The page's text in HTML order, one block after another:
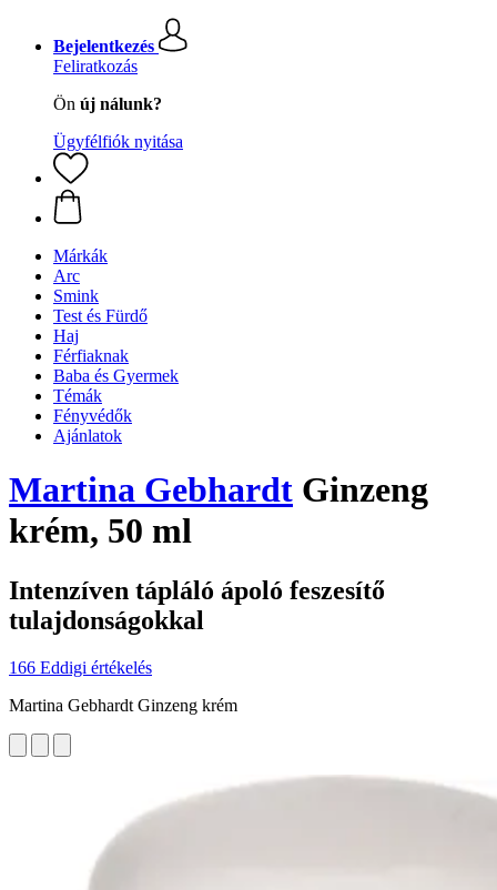
Bejelentkezés
Feliratkozás
Ön új nálunk?
Ügyfélfiók nyitása
Márkák
Arc
Smink
Test és Fürdő
Haj
Férfiaknak
Baba és Gyermek
Témák
Fényvédők
Ajánlatok
Martina Gebhardt Ginzeng
krém, 50 ml
Intenzíven tápláló ápoló feszesítő
tulajdonságokkal
166 Eddigi értékelés
Martina Gebhardt Ginzeng krém